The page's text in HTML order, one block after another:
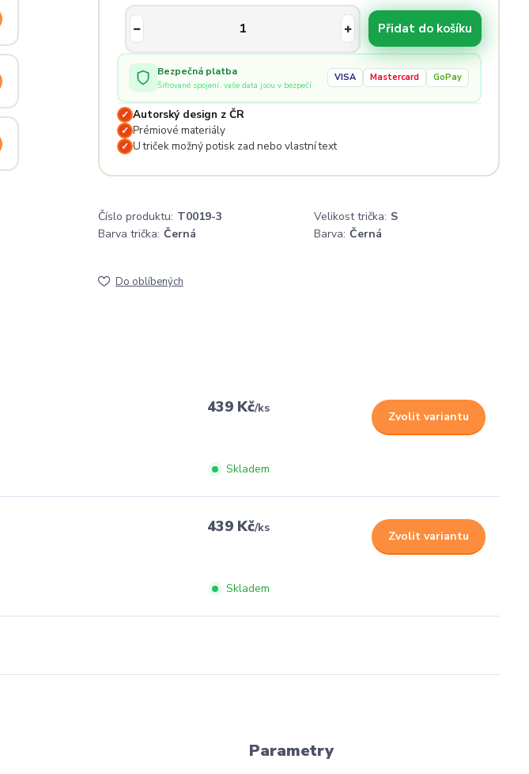
Přidat do košíku
Bezpečná platba
Šifrované spojení, vaše data jsou v bezpečí
VISA Mastercard GoPay
✓ Autorský design z ČR
✓ Prémiové materiály
✓ U triček možný potisk zad nebo vlastní text
Číslo produktu: T0019-3 Velikost trička: S
Barva trička: Černá Barva: Černá
Do oblíbených
439 Kč/ks
Skladem
Zvolit variantu
439 Kč/ks
Skladem
Zvolit variantu
Parametry